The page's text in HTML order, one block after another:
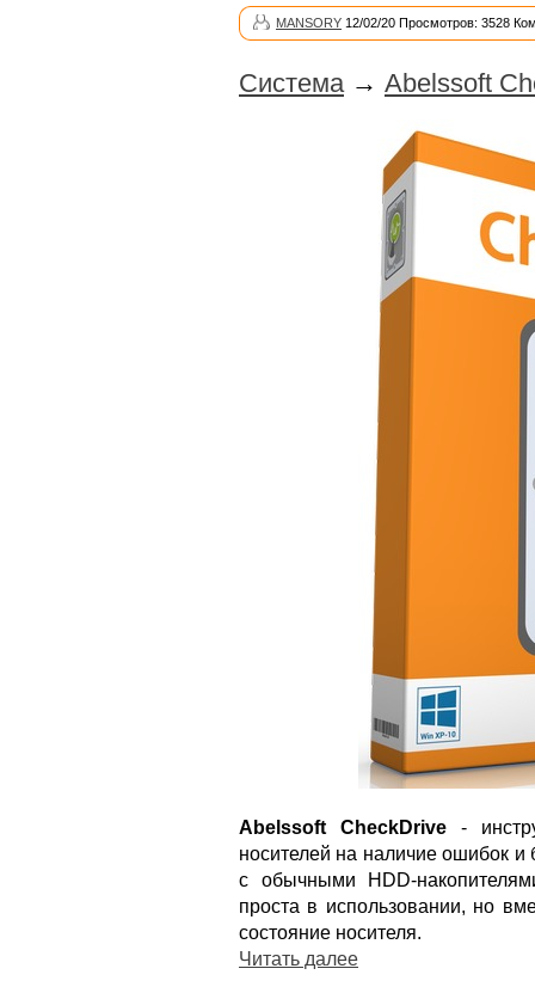
MANSORY 12/02/20 Просмотров: 3528
Система → Abelssoft
Abelssoft CheckDrive-
носителей на наличие ошибок и
с обычными HDD-
проста в использовании, но
состояние носителя.
Читать далее